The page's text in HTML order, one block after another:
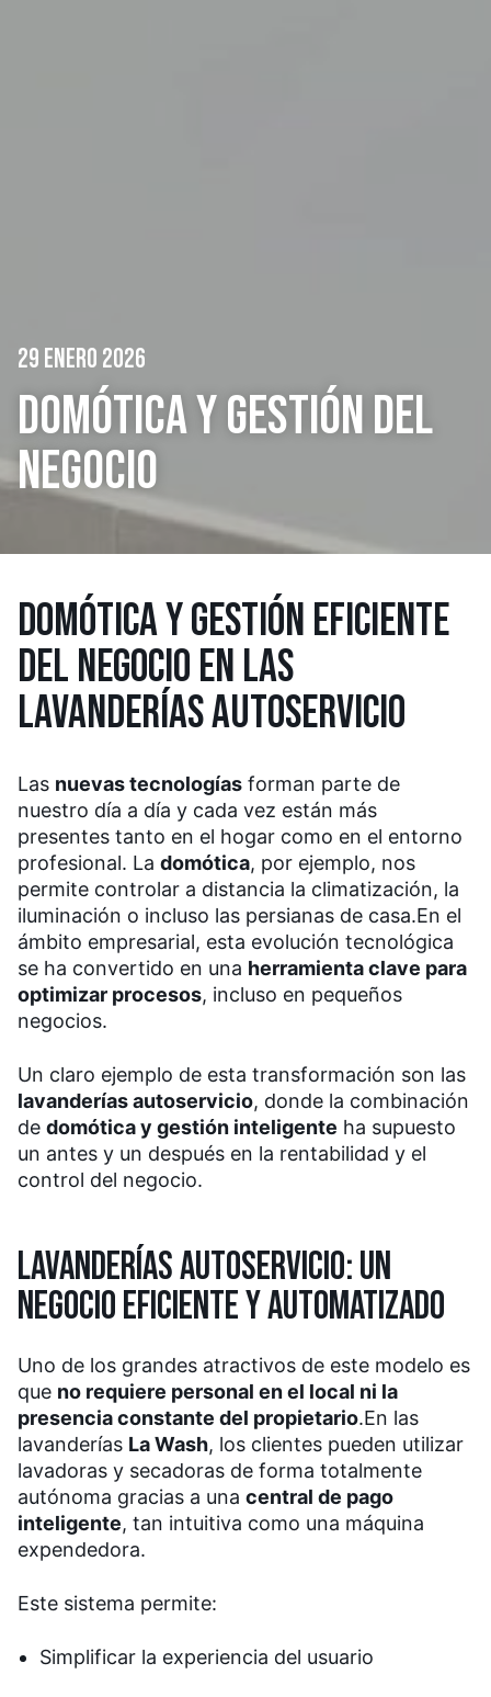
29 ENERO 2026
DOMÓTICA Y GESTIÓN DEL
NEGOCIO
DOMÓTICA Y GESTIÓN EFICIENTE
DEL NEGOCIO EN LAS
LAVANDERÍAS AUTOSERVICIO
Las nuevas tecnologías forman parte de
nuestro día a día y cada vez están más
presentes tanto en el hogar como en el entorno
profesional. La domótica, por ejemplo, nos
permite controlar a distancia la climatización, la
iluminación o incluso las persianas de casa.En el
ámbito empresarial, esta evolución tecnológica
se ha convertido en una herramienta clave para
optimizar procesos, incluso en pequeños
negocios.
Un claro ejemplo de esta transformación son las
lavanderías autoservicio, donde la combinación
de domótica y gestión inteligente ha supuesto
un antes y un después en la rentabilidad y el
control del negocio.
LAVANDERÍAS AUTOSERVICIO: UN
NEGOCIO EFICIENTE Y AUTOMATIZADO
Uno de los grandes atractivos de este modelo es
que no requiere personal en el local ni la
presencia constante del propietario.En las
lavanderías La Wash, los clientes pueden utilizar
lavadoras y secadoras de forma totalmente
autónoma gracias a una central de pago
inteligente, tan intuitiva como una máquina
expendedora.
Este sistema permite:
Simplificar la experiencia del usuario